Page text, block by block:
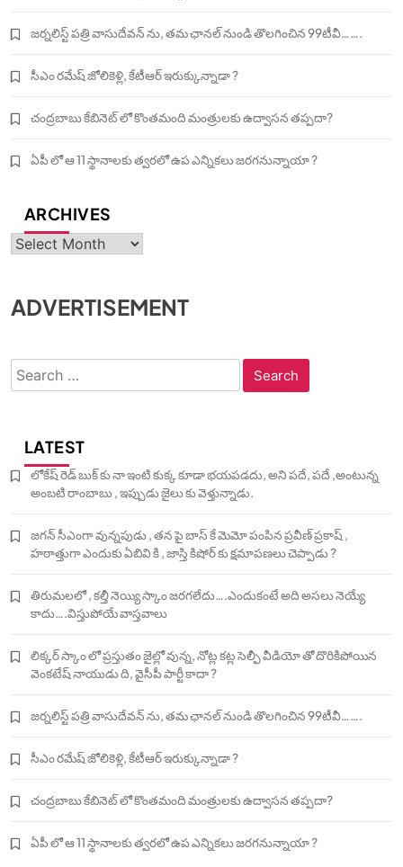
జర్నలిస్ట్ పత్రి వాసుదేవన్ ను, తమ ఛానల్ నుండి తొలగించిన 99టీవీ…….
సీఎం రమేష్ జోలికెళ్లి, కేటీఆర్ ఇరుక్కున్నాడా ?
చంద్రబాబు కేబినెట్ లో కొంతమంది మంత్రులకు ఉద్వాసన తప్పదా?
ఏపీ లో ఆ 11 స్థానాలకు త్వరలో ఉప ఎన్నికలు జరగనున్నాయా ?
ARCHIVES
Archives
ADVERTISEMENT
Search
for:
LATEST
లోకేష్ రెడ్ బుక్ కు నా ఇంటి కుక్క కూడా భయపడదు, అని పదే, పదే ,అంటున్న
అంబటి రాంబాబు , ఇప్పుడు జైలు కు వెళ్తున్నాడు.
జగన్ సీఎంగా వున్నపుడు , తన పై బాస్ కే మెమో పంపిన ప్రవీణ్ ప్రకాష్ ,
హఠాత్తుగా ఎందుకు ఏబివి కి , జాస్తి కిషోర్ కు క్షమాపణలు చెప్పాడు ?
తిరుమలలో , కల్తీ నెయ్యి స్కాం జరగలేదు….ఎందుకంటే అది అసలు నెయ్యే
కాదు….విస్తుపోయే వాస్తవాలు
లిక్కర్ స్కాం లో ప్రస్తుతం జైల్లో వున్న, నోట్ల కట్ల సెల్ఫీ వీడియో తో దొరికిపోయిన
వెంకటేష్ నాయుడు ది, వైసీపీ పార్టీ కాదా ?
జర్నలిస్ట్ పత్రి వాసుదేవన్ ను, తమ ఛానల్ నుండి తొలగించిన 99టీవీ…….
సీఎం రమేష్ జోలికెళ్లి, కేటీఆర్ ఇరుక్కున్నాడా ?
చంద్రబాబు కేబినెట్ లో కొంతమంది మంత్రులకు ఉద్వాసన తప్పదా?
ఏపీ లో ఆ 11 స్థానాలకు త్వరలో ఉప ఎన్నికలు జరగనున్నాయా ?